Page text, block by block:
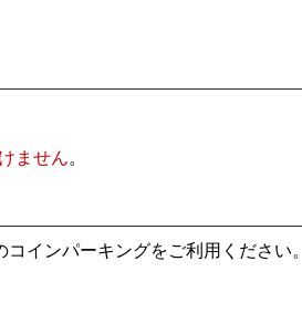
ません。
インパーキングをご利用ください。